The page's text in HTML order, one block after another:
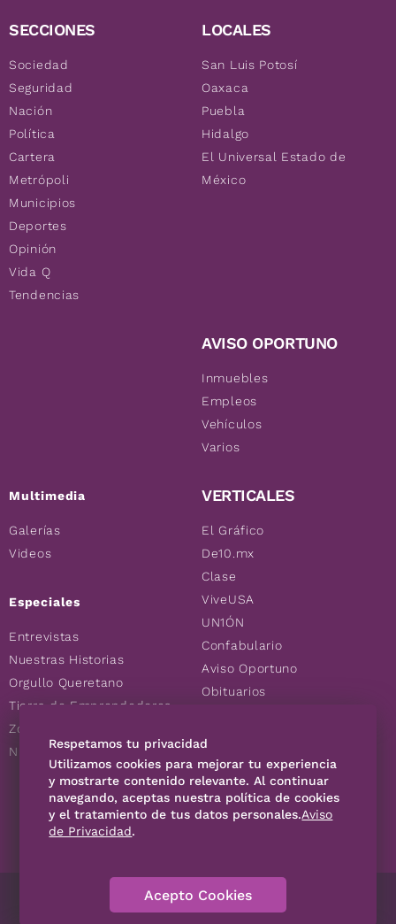
SECCIONES
Sociedad
Seguridad
Nación
Política
Cartera
Metrópoli
Municipios
Deportes
Opinión
Vida Q
Tendencias
Multimedia
Galerías
Videos
Especiales
Entrevistas
Nuestras Historias
Orgullo Queretano
Tierra de Emprendedores
Zoociales
Nuevos Queretanos
LOCALES
San Luis Potosí
Oaxaca
Puebla
Hidalgo
El Universal Estado de
México
AVISO OPORTUNO
Inmuebles
Empleos
Vehículos
Varios
VERTICALES
El Gráfico
De10.mx
Clase
ViveUSA
UN1ÓN
Confabulario
Aviso Oportuno
Obituarios
Consultas
SÍGUENOS
Contáctanos Código de Ética
Respetamos tu privacidad
Utilizamos cookies para mejorar tu experiencia
y mostrarte contenido relevante. Al continuar
navegando, aceptas nuestra política de cookies
y el tratamiento de tus datos personales.Aviso
de Privacidad.
Acepto Cookies